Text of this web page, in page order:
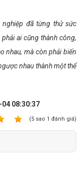
nghiệp đã từng thử sức
ai cũng thành công,
nhau, mà còn phải biến
nhau thành một thể
08:30:37
(5 sao 1 đánh giá)